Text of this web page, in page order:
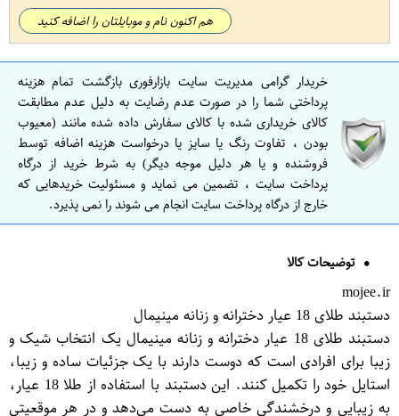
هم اکنون نام و موبایلتان را اضافه کنید
خریدار گرامی مدیریت سایت بازارفوری بازگشت تمام هزینه
پرداختی شما را در صورت عدم رضایت به دلیل عدم مطابقت
کالای خریداری شده با کالای سفارش داده شده مانند (معیوب
بودن ، تفاوت رنگ یا سایز یا درخواست هزینه اضافه توسط
فروشنده و یا هر دلیل موجه دیگر) به شرط خرید از درگاه
پرداخت سایت ، تضمین می نماید و مسئولیت خریدهایی که
خارج از درگاه پرداخت سایت انجام می شوند را نمی پذیرد.
توضیحات کالا
mojee.ir
دستبند طلای 18 عیار دخترانه و زنانه مینیمال
دستبند طلای 18 عیار دخترانه و زنانه مینیمال یک انتخاب شیک و
زیبا برای افرادی است که دوست دارند با یک جزئیات ساده و زیبا،
استایل خود را تکمیل کنند. این دستبند با استفاده از طلا 18 عیار،
به زیبایی و درخشندگی خاصی به دست می‌دهد و در هر موقعیتی